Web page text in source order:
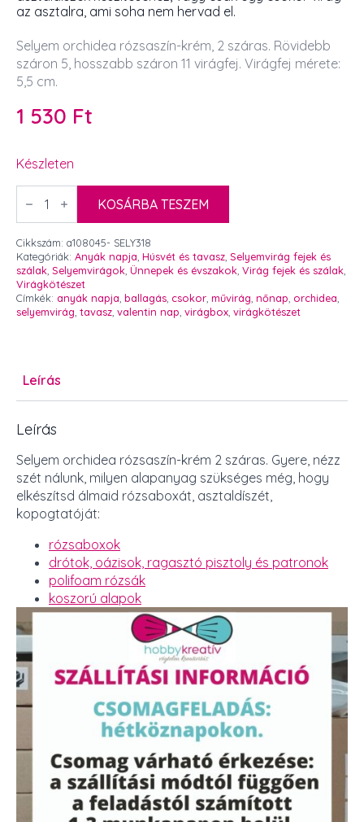
az asztalra, ami soha nem hervad el.
Selyem orchidea rózsaszín-krém, 2 száras. Rövidebb
száron 5, hosszabb száron 11 virágfej. Virágfej mérete:
5,5 cm.
1 530 Ft
Készleten
Selyem
orchidea
2
száras
mennyiség
KOSÁRBA TESZEM
Cikkszám: a108045- SELY318
Kategóriák: Anyák napja Húsvét és tavasz Selyemvirág fejek és
szálak Selyemvirágok Ünnepek és évszakok Virág fejek és szálak
Virágkötészet
Címkék: anyák napja ballagás csokor művirág nőnap orchidea
selyemvirág tavasz valentin nap virágbox virágkötészet
Leírás
Leírás
Selyem orchidea rózsaszín-krém 2 száras. Gyere, nézz
szét nálunk, milyen alapanyag szükséges még, hogy
elkészítsd álmaid rózsaboxát, asztaldíszét,
kopogtatóját:
rózsaboxok
drótok, oázisok, ragasztó pisztoly és patronok
polifoam rózsák
koszorú alapok